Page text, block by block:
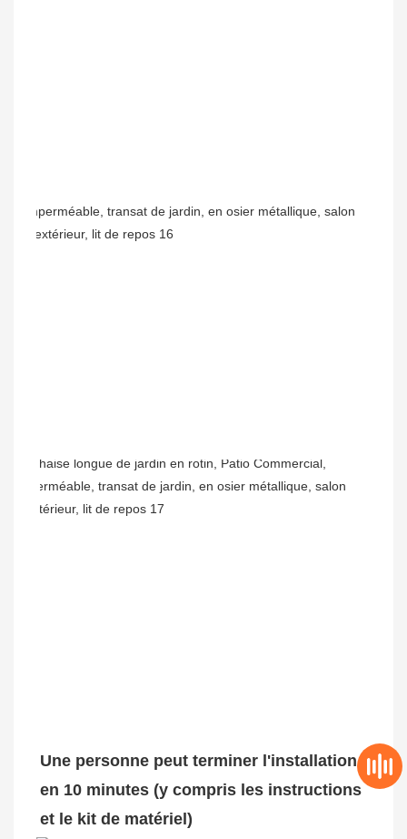
Une personne peut terminer l'installation
en 10 minutes (y compris les instructions